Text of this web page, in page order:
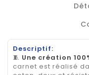
Descriptif:
🧵 Une création
carnet est réalisé